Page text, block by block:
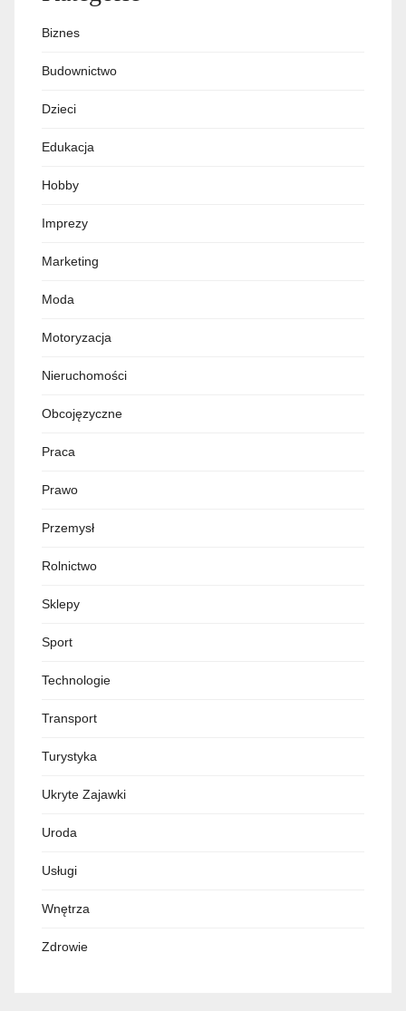
Biznes
Budownictwo
Dzieci
Edukacja
Hobby
Imprezy
Marketing
Moda
Motoryzacja
Nieruchomości
Obcojęzyczne
Praca
Prawo
Przemysł
Rolnictwo
Sklepy
Sport
Technologie
Transport
Turystyka
Ukryte Zajawki
Uroda
Usługi
Wnętrza
Zdrowie